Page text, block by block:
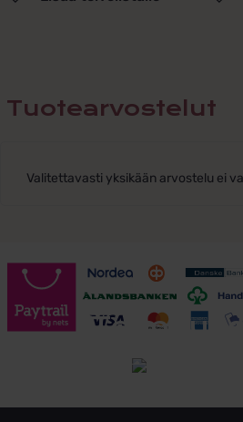
Tuotearvostelut
Valitettavasti yksikään arvostelu ei